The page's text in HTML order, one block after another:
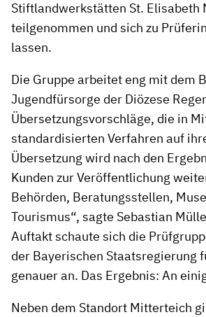
Stiftlandwerkstätten St.
teilgenommen und sich zu
lassen.
Die Gruppe arbeitet eng mit dem
Jugendfürsorge der Diözese
Übersetzungsvorschläge, die in
standardisierten Verfahren auf
Übersetzung wird nach den
Kunden zur Veröffentlichung
Behörden, Beratungsstellen,
Tourismus“, sagte Sebastian
Auftakt schaute sich die
der Bayerischen Staatsregierung
genauer an. Das Ergebnis: An
Neben dem Standort Mitterteich